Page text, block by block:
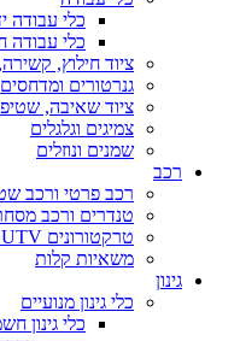
כלי עבודה
כלי עבודה
ציוד חילוץ,
גנרטורים ומדחסים
ציוד שאיבה,
צמיגים וגלגלים
שמנים ונוזלים
רכב
רכב פרטי ורכב
טנדרים ורכב
טרקטורונים UTV ו-Side by Side
משאיות קלות
גינון
כלי גינון מנועיים
כלי גינון